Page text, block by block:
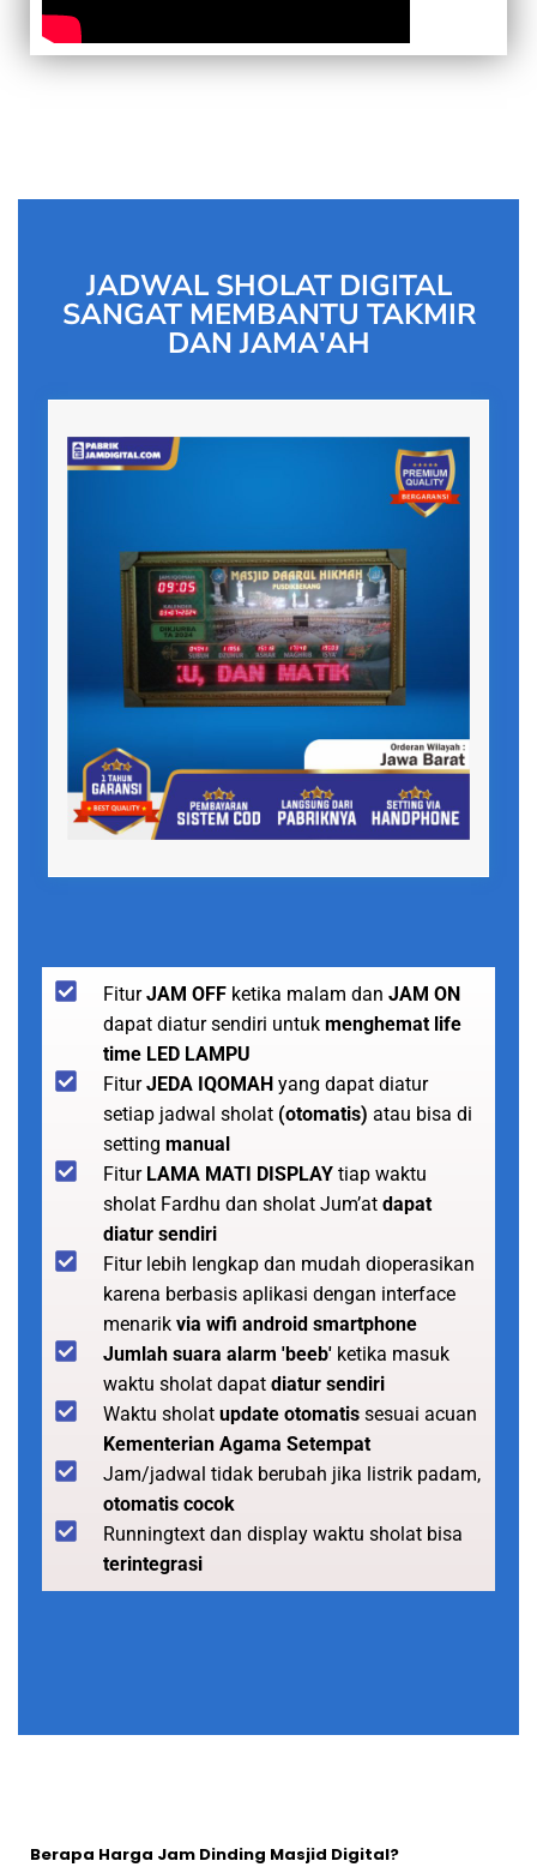
JADWAL SHOLAT DIGITAL
SANGAT MEMBANTU TAKMIR
DAN JAMA'AH
FiturJAM OFF ketika malam dan JAM ON
dapat diatur sendiri untuk menghemat life
time LED LAMPU
FiturJEDA IQOMAH yang dapat diatur
setiap jadwal sholat (otomatis) atau bisa di
setting manual
Fitur LAMA MATI DISPLAY tiap waktu
sholat Fardhu dan sholat Jum’at dapat
diatur sendiri
Fitur lebih lengkap dan mudah dioperasikan
karena berbasis aplikasi dengan interface
menarik via wifi android smartphone
Jumlah suara alarm 'beeb' ketika masuk
waktu sholat dapat diatur sendiri
Waktu sholat update otomatis sesuai acuan
Kementerian Agama Setempat
Jam/jadwal tidak berubah jika listrik padam,
otomatis cocok
Runningtext dan display waktu sholat bisa
terintegrasi
Berapa Harga Jam Dinding Masjid Digital?